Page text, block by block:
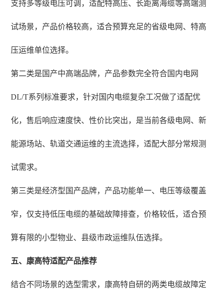
支持多等级电压可调，适配特高压、长距离海缆等高端测
试场景，产品价格较高，适合预算充足的省级电网、特高
压运维单位选择。
第二类是国产中高端品牌，产品参数完全符合国内电网
DL/T系列标准要求，针对国内电缆复杂工况做了适配优
化，售后响应速度快、性价比突出，是当前各级电网、新
能源场站、轨道交通运维的主流选择，适配大部分常规测
试需求。
第三类是经济型国产品牌，产品功能单一、电压等级覆盖
窄，仅支持低压电缆的基础故障排查，价格较低，适合预
算有限的小型物业、县级市政运维队伍选择。
五、康高特适配产品推荐
结合不同场景的选型需求，康高特自研的两类电缆故障定